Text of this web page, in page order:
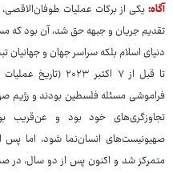
آگاه:یکی از برکات عملیات
تقدیم جریان و جبهه حق شد، آن بود که
دنیای اسلام بلکه سراسر جهان و جهانیان
تا قبل از ۷ اکتبر
فراموشی مسئله فلسطین بودند و رژیم
تجاوزگری‌های خود بود و
متمرکز شد و اکنون پس از دو سال، در